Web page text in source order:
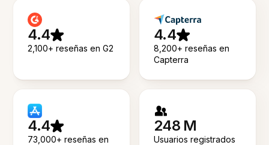
4.4
2,100+ reseñas en G2
4.4
8,200+ reseñas en
Capterra
4.4
73,000+ reseñas en
248 M
Usuarios registrados